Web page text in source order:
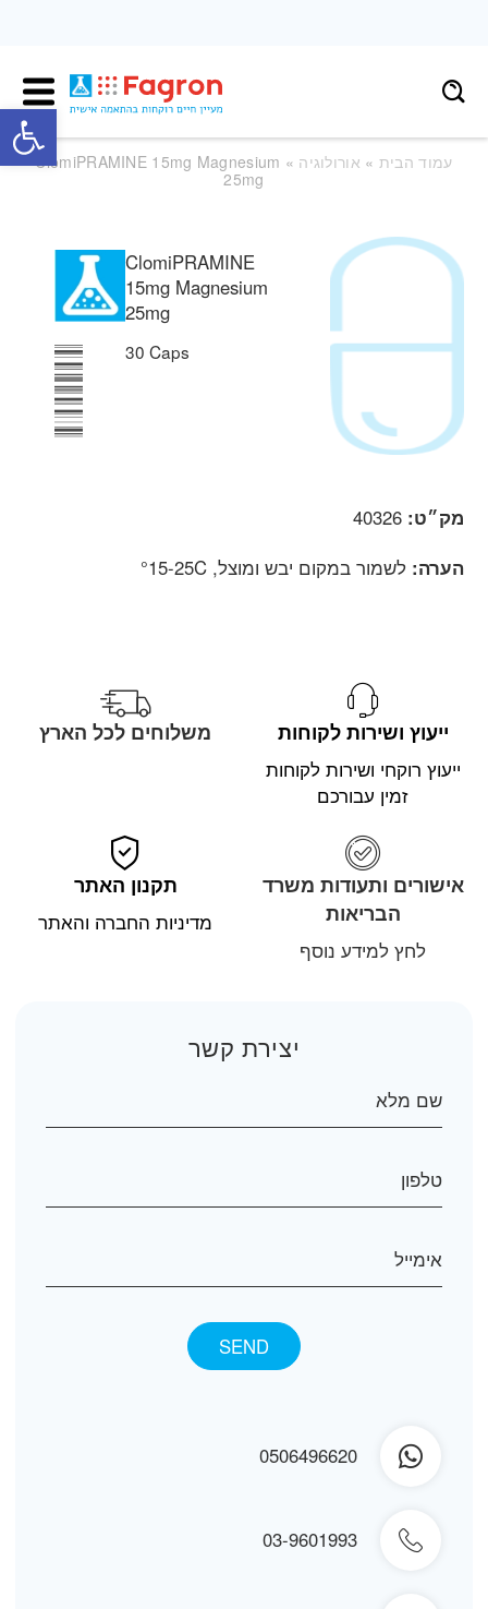
עמוד הבית » אורולוגיה
» ClomiPRAMINE 15mg Magnesium
25mg
ClomiPRAMINE
15mg Magnesium
25mg
30 Caps
מק״ט:40326
הערה:לשמור במקום יבש ומוצל, 15-25C°
ייעוץ ושירות לקוחות
ייעוץ רוקחי ושירות לקוחות
זמין עבורכם
משלוחים לכל הארץ
אישורים ותעודות משרד
הבריאות
לחץ למידע נוסף
תקנון האתר
מדיניות החברה והאתר
יצירת קשר
0506496620
03-9601993